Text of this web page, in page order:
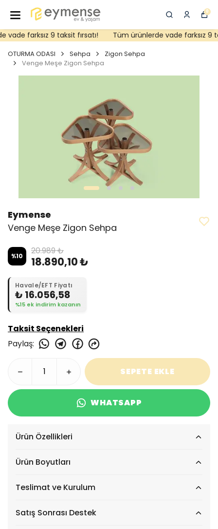
0
farksız 9 taksit fırsatı! Tüm ürünlerde vade farksız 9
OTURMA ODASI Sehpa
Zigon Sehpa
Venge Meşe Zigon Sehpa
Eymense
Venge Meşe Zigon Sehpa
%10 20.989 ₺
18.890,10 ₺
Havale/EFT Fiyatı
₺ 16.056,58
%15 ek indirim kazanın
Taksit Seçenekleri
Paylaş:
SEPETE EKLE
WHATSAPP
Ürün Özellikleri
Ürün Boyutları
Teslimat ve Kurulum
Satış Sonrası Destek